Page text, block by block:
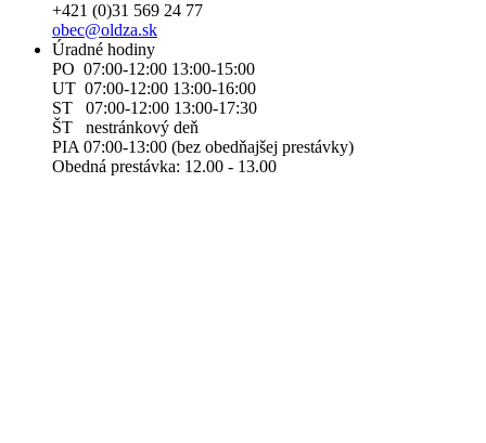
+421 (0)31 569 24 77
obec@oldza.sk
Úradné hodiny
PO 07:00-12:00 13:00-15:00
UT 07:00-12:00 13:00-16:00
ST 07:00-12:00 13:00-17:30
ŠT nestránkový deň
PIA 07:00-13:00 (bez obedňajšej prestávky)
Obedná prestávka: 12.00 - 13.00